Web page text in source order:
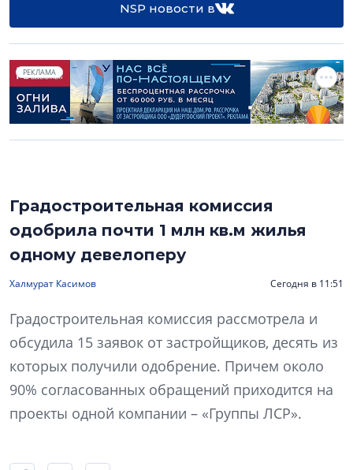
NSP новости в
РЕКЛАМА
Градостроительная комиссия
одобрила почти 1 млн кв.м жилья
одному девелоперу
Халмурат Касимов Сегодня в 11:51
Градостроительная комиссия рассмотрела и
обсудила 15 заявок от застройщиков, десять из
которых получили одобрение. Причем около
90% согласованных обращений приходится на
проекты одной компании – «Группы ЛСР».